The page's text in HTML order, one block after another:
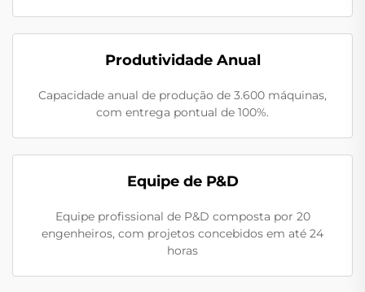
Produtividade Anual
Capacidade anual de produção de 3.600 máquinas,
com entrega pontual de 100%.
Equipe de P&D
Equipe profissional de P&D composta por 20
engenheiros, com projetos concebidos em até 24
horas